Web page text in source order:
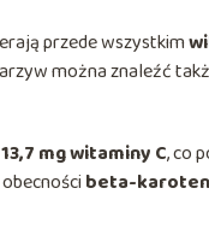
przede wszystkim
można znaleźć
13,7 mg witaminy C, co
beta-